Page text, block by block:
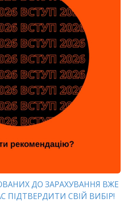
ДО ЗАРАХУВАННЯ ВЖЕ
СВІЙ ВИБІР!